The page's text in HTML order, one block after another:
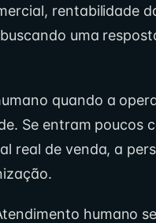
rentabilidade
uma
quando a
Se entram poucos
real de venda, a
humano